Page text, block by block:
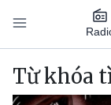
Nhảy đến nội dung
Main
Từ khóa